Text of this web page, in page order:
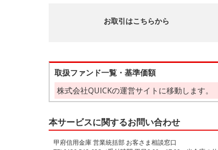
お取引はこちらから
取扱ファンド一覧・基準価額
株式会社QUICKの運営サイトに移動します。
本サービスに関するお問い合わせ
甲府信用金庫 営業統括部 お客さま相談窓口